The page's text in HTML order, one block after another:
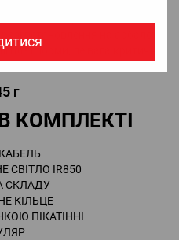
встановлення на арбалет,
платформи, де вага критично
г
КОМПЛЕКТІ
КАБЕЛЬ
СВІТЛО IR850
СКЛАДУ
КІЛЬЦЕ
ПІКАТІННІ